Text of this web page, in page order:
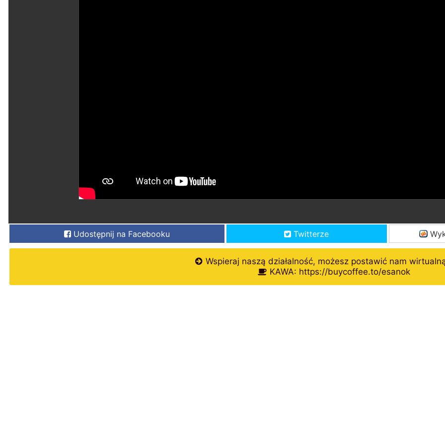
Udostępnij na Facebooku Twitterze
Wspieraj naszą działalność, możesz postawić nam
KAWA: https://buycoffee.to/esanok